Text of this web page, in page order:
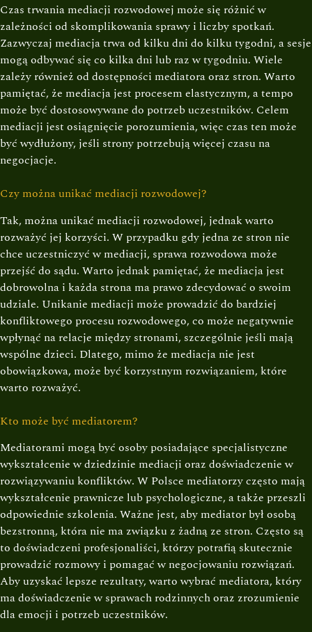
Czas trwania mediacji rozwodowej może się różnić w
zależności od skomplikowania sprawy i liczby spotkań.
Zazwyczaj mediacja trwa od kilku dni do kilku tygodni, a sesje
mogą odbywać się co kilka dni lub raz w tygodniu. Wiele
zależy również od dostępności mediatora oraz stron. Warto
pamiętać, że mediacja jest procesem elastycznym, a tempo
może być dostosowywane do potrzeb uczestników. Celem
mediacji jest osiągnięcie porozumienia, więc czas ten może
być wydłużony, jeśli strony potrzebują więcej czasu na
negocjacje.
Czy można unikać mediacji rozwodowej?
Tak, można unikać mediacji rozwodowej, jednak warto
rozważyć jej korzyści. W przypadku gdy jedna ze stron nie
chce uczestniczyć w mediacji, sprawa rozwodowa może
przejść do sądu. Warto jednak pamiętać, że mediacja jest
dobrowolna i każda strona ma prawo zdecydować o swoim
udziale. Unikanie mediacji może prowadzić do bardziej
konfliktowego procesu rozwodowego, co może negatywnie
wpłynąć na relacje między stronami, szczególnie jeśli mają
wspólne dzieci. Dlatego, mimo że mediacja nie jest
obowiązkowa, może być korzystnym rozwiązaniem, które
warto rozważyć.
Kto może być mediatorem?
Mediatorami mogą być osoby posiadające specjalistyczne
wykształcenie w dziedzinie mediacji oraz doświadczenie w
rozwiązywaniu konfliktów. W Polsce mediatorzy często mają
wykształcenie prawnicze lub psychologiczne, a także przeszli
odpowiednie szkolenia. Ważne jest, aby mediator był osobą
bezstronną, która nie ma związku z żadną ze stron. Często są
to doświadczeni profesjonaliści, którzy potrafią skutecznie
prowadzić rozmowy i pomagać w negocjowaniu rozwiązań.
Aby uzyskać lepsze rezultaty, warto wybrać mediatora, który
ma doświadczenie w sprawach rodzinnych oraz zrozumienie
dla emocji i potrzeb uczestników.